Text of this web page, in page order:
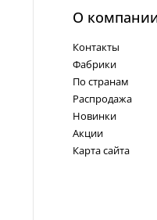
О
Контакты
Фабрики
По странам
Распродажа
Новинки
Акции
Карта сайта